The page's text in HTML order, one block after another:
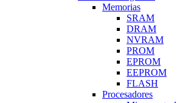
Memorias
SRAM
DRAM
NVRAM
PROM
EPROM
EEPROM
FLASH
Procesadores